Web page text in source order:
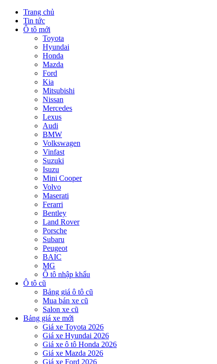
Trang chủ
Tin tức
Ô tô mới
Toyota
Hyundai
Honda
Mazda
Ford
Kia
Mitsubishi
Nissan
Mercedes
Lexus
Audi
BMW
Volkswagen
Vinfast
Suzuki
Isuzu
Mini Cooper
Volvo
Maserati
Ferarri
Bentley
Land Rover
Porsche
Subaru
Peugeot
BAIC
MG
Ô tô nhập khẩu
Ô tô cũ
Bảng giá ô tô cũ
Mua bán xe cũ
Salon xe cũ
Bảng giá xe mới
Giá xe Toyota 2026
Giá xe Hyundai 2026
Giá xe ô tô Honda 2026
Giá xe Mazda 2026
Giá xe Ford 2026